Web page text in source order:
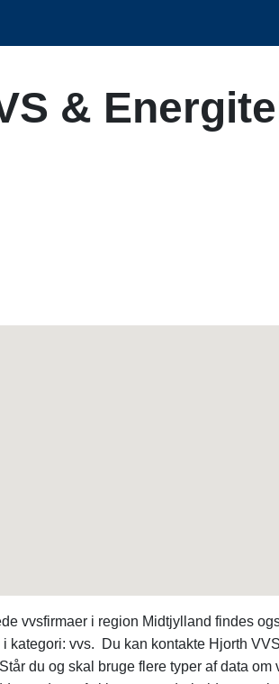
&
vvsfirmaer i region Midtjylland findes
kategori: vvs. Du kan kontakte Hjorth
du og skal bruge flere typer af data